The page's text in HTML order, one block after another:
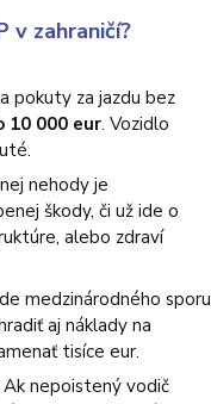
v zahraničí?
pokuty za jazdu bez
10 000 eur. Vozidlo
nehody je
škody, či už ide o
alebo zdraví
medzinárodného sporu
aj náklady na
tisíce eur.
Ak nepoistený vodič